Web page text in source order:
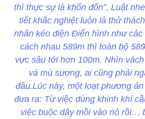
thì thực sự là khốn đốn”, Luật
tiết khắc nghiệt luôn là thử
nhân kéo điện Điển hình như các
cách nhau 589m thì toàn bộ
vực sâu tới hơn 100m. Nhìn
và mù sương, ai cũng phải
đầu.Lúc này, một loạt phương
đưa ra: Từ việc dùng khinh khí
việc buộc dây mồi vào nỏ rồi…